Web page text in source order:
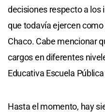
decisiones respecto a
que todavía ejercen
Chaco. Cabe mencionar
cargos en diferentes
Educativa Escuela
Hasta el momento, hay